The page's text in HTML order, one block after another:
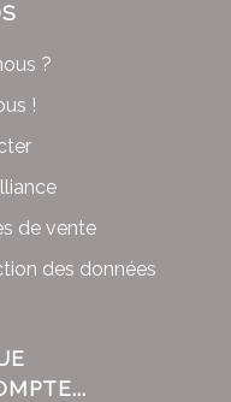
?
!
de vente
des données